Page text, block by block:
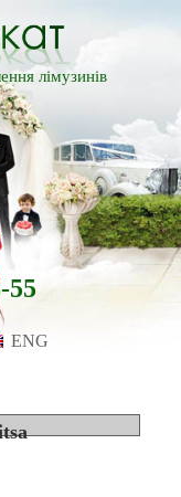
лімузинів
55
ENG